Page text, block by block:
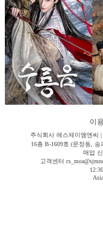
이
주식회사 에스제이엠엔씨
16층 B-1609호 (문정동,
매업
고객센터